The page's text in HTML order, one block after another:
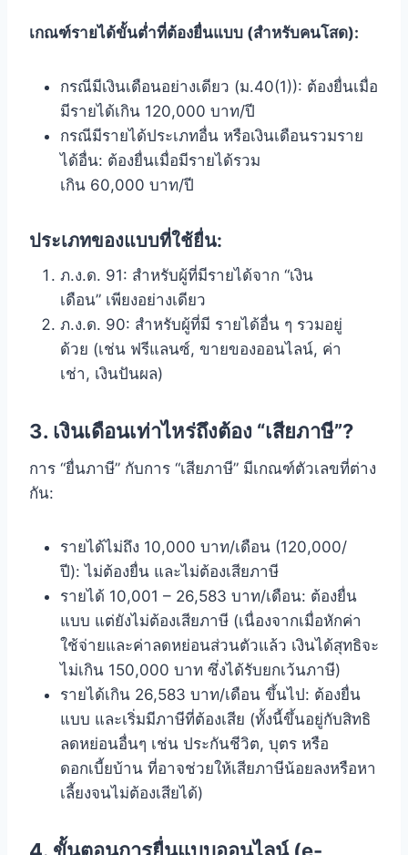
เกณฑ์รายได้ขั้นต่ำที่ต้องยื่นแบบ (สำหรับคนโสด):
กรณีมีเงินเดือนอย่างเดียว (ม.40(1)): ต้องยื่นเมื่อ
มีรายได้เกิน 120,000 บาท/ปี
กรณีมีรายได้ประเภทอื่น หรือเงินเดือนรวมราย
ได้อื่น: ต้องยื่นเมื่อมีรายได้รวม
เกิน 60,000 บาท/ปี
ประเภทของแบบที่ใช้ยื่น:
ภ.ง.ด. 91: สำหรับผู้ที่มีรายได้จาก “เงิน
เดือน” เพียงอย่างเดียว
ภ.ง.ด. 90: สำหรับผู้ที่มี รายได้อื่น ๆ รวมอยู่
ด้วย (เช่น ฟรีแลนซ์, ขายของออนไลน์, ค่า
เช่า, เงินปันผล)
3. เงินเดือนเท่าไหร่ถึงต้อง “เสียภาษี”?
การ “ยื่นภาษี” กับการ “เสียภาษี” มีเกณฑ์ตัวเลขที่ต่าง
กัน:
รายได้ไม่ถึง 10,000 บาท/เดือน (120,000/
ปี): ไม่ต้องยื่น และไม่ต้องเสียภาษี
รายได้ 10,001 – 26,583 บาท/เดือน: ต้องยื่น
แบบ แต่ยังไม่ต้องเสียภาษี (เนื่องจากเมื่อหักค่า
ใช้จ่ายและค่าลดหย่อนส่วนตัวแล้ว เงินได้สุทธิจะ
ไม่เกิน 150,000 บาท ซึ่งได้รับยกเว้นภาษี)
รายได้เกิน 26,583 บาท/เดือน ขึ้นไป: ต้องยื่น
แบบ และเริ่มมีภาษีที่ต้องเสีย (ทั้งนี้ขึ้นอยู่กับสิทธิ
ลดหย่อนอื่นๆ เช่น ประกันชีวิต, บุตร หรือ
ดอกเบี้ยบ้าน ที่อาจช่วยให้เสียภาษีน้อยลงหรือหา
เลี้ยงจนไม่ต้องเสียได้)